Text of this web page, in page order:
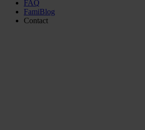
FAQ
FamiBlog
Contact